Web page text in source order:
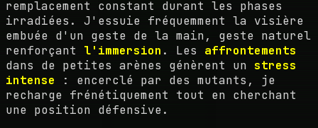
remplacement constant durant les phases
irradiées. J'essuie fréquemment la visière
embuée d'un geste de la main, geste naturel
renforçant l'immersion . Les affrontements
dans de petites arènes génèrent un stress
intense : encerclé par des mutants, je
recharge frénétiquement tout en cherchant
une position défensive.